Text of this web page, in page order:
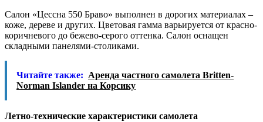
Салон «Цессна 550 Браво» выполнен в дорогих материалах –
коже, дереве и других. Цветовая гамма варьируется от красно-
коричневого до бежево-серого оттенка. Салон оснащен
складными панелями-столиками.
Читайте также: Аренда частного самолета Britten-
Norman Islander на Корсику
Летно-технические характеристики самолета